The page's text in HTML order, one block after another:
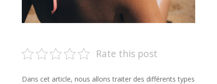
Rate this post
Dans cet article, nous allons traiter des différents types